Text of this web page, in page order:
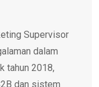
Supervisor
dalam
tahun 2018,
dan sistem